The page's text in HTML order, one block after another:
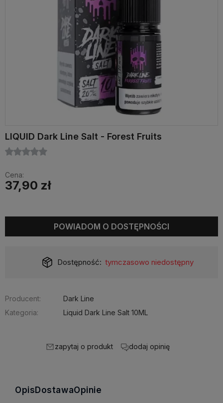
LIQUID Dark Line Salt - Forest Fruits
Cena:
37,90 zł
POWIADOM O DOSTĘPNOŚCI
Dostępność: tymczasowo niedostępny
Producent:
Dark Line
Kategoria:
Liquid Dark Line Salt 10ML
zapytaj o produkt dodaj opinię
Opis DostawaOpinie